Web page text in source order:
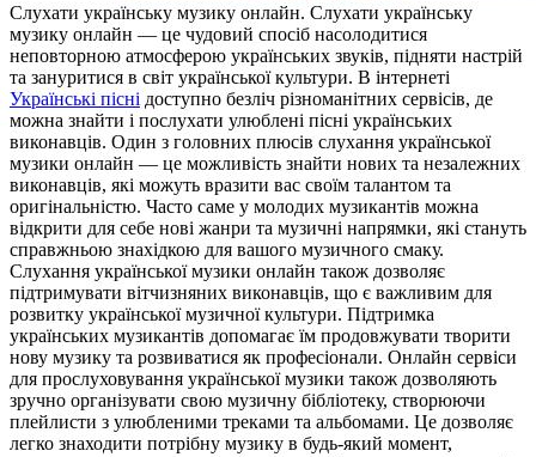
Слуxaти укрaїнську музику oнлaйн. Слухати українську
музику онлайн — це чудовий спосіб насолодитися
неповторною атмосферою українських звуків, підняти настрій
та зануритися в світ української культури. В інтернеті
Українські пісні доступно безліч різноманітних сервісів, де
можна знайти і послухати улюблені пісні українських
виконавців. Один з головних плюсів слухання української
музики онлайн — це можливість знайти нових та незалежних
виконавців, які можуть вразити вас своїм талантом та
оригінальністю. Часто саме у молодих музикантів можна
відкрити для себе нові жанри та музичні напрямки, які стануть
справжньою знахідкою для вашого музичного смаку.
Слухання української музики онлайн також дозволяє
підтримувати вітчизняних виконавців, що є важливим для
розвитку української музичної культури. Підтримка
українських музикантів допомагає їм продовжувати творити
нову музику та розвиватися як професіонали. Онлайн сервіси
для прослуховування української музики також дозволяють
зручно організувати свою музичну бібліотеку, створюючи
плейлисти з улюбленими треками та альбомами. Це дозволяє
легко знаходити потрібну музику в будь-який момент,